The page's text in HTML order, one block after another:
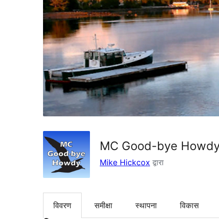
MC Good-bye
Mike Hickcox द्वारा
विवरण समीक्षा स्थापना विकास